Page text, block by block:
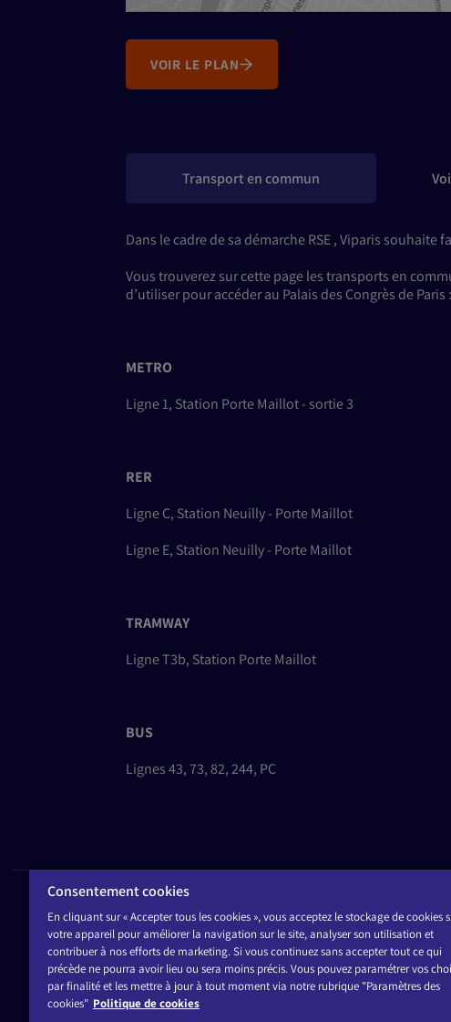
VOIR LE PLAN
Transport en commun
Dans le cadre de sa démarche RSE , Viparis
Vous trouverez sur cette page les transports en
d’utiliser pour accéder au Palais des Congrès de Paris :
METRO
Ligne 1, Station Porte Maillot - sortie 3
RER
Ligne C, Station Neuilly - Porte Maillot
Ligne E, Station Neuilly - Porte Maillot
TRAMWAY
Ligne T3b, Station Porte Maillot
BUS
Lignes 43, 73, 82, 244, PC
PROGRAMMATION
INFOS PRATIQUES
OFFRES PRO
CONTACT
Consentement cookies
En cliquant sur « Accepter tous les cookies », vous acceptez le stockage de cookies
votre appareil pour améliorer la navigation sur le site, analyser son utilisation et
contribuer à nos efforts de marketing. Si vous continuez sans accepter tout ce qui
précède ne pourra avoir lieu ou sera moins précis. Vous pouvez paramétrer vos
par finalité et les mettre à jour à tout moment via notre rubrique "Paramètres des
cookies" Politique de cookies